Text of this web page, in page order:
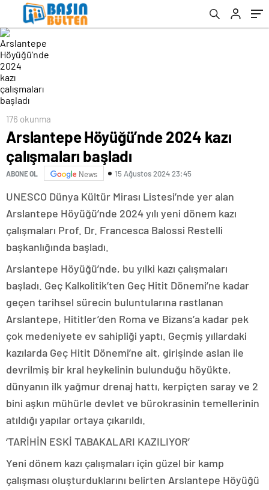
176 okunma
Arslantepe Höyüğü’nde 2024 kazı
çalışmaları başladı
ABONE OL News 15 Ağustos 2024 23:45
UNESCO Dünya Kültür Mirası Listesi’nde yer alan
Arslantepe Höyüğü’nde 2024 yılı yeni dönem kazı
çalışmaları Prof. Dr. Francesca Balossi Restelli
başkanlığında başladı.
Arslantepe Höyüğü’nde, bu yılki kazı çalışmaları
başladı. Geç Kalkolitik’ten Geç Hitit Dönemi’ne kadar
geçen tarihsel sürecin buluntularına rastlanan
Arslantepe, Hititler’den Roma ve Bizans’a kadar pek
çok medeniyete ev sahipliği yaptı. Geçmiş yıllardaki
kazılarda Geç Hitit Dönemi’ne ait, girişinde aslan ile
devrilmiş bir kral heykelinin bulunduğu höyükte,
dünyanın ilk yağmur drenaj hattı, kerpiçten saray ve 2
bini aşkın mühürle devlet ve bürokrasinin temellerinin
atıldığı yapılar ortaya çıkarıldı.
‘TARİHİN ESKİ TABAKALARI KAZILIYOR’
Yeni dönem kazı çalışmaları için güzel bir kamp
çalışması oluşturduklarını belirten Arslantepe Höyüğü